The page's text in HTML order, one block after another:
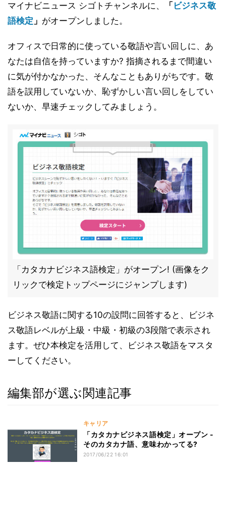
マイナビニュース シゴトチャンネルに、 「 ビジネス敬
語検定 」 がオープンしました。
オフィスで日常的に使っている敬語や言い回しに、あ
なたは自信を持っていますか? 指摘されるまで間違い
に気が付かなかった、そんなこともありがちです。敬
語を誤用していないか、恥ずかしい言い回しをしてい
ないか、早速チェックしてみましょう。
「カタカナビジネス語検定」がオープン! (画像をク
リックで検定トップページにジャンプします)
ビジネス敬語に関する10の設問に回答すると、ビジネ
ス敬語レベルが上級・中級・初級の3段階で表示され
ます。ぜひ本検定を活用して、ビジネス敬語をマスタ
ーしてください。
編集部が選ぶ関連記事
キャリア
「カタカナビジネス語検定」オープン -
そのカタカナ語、意味わかってる?
2017/06/22 16:01